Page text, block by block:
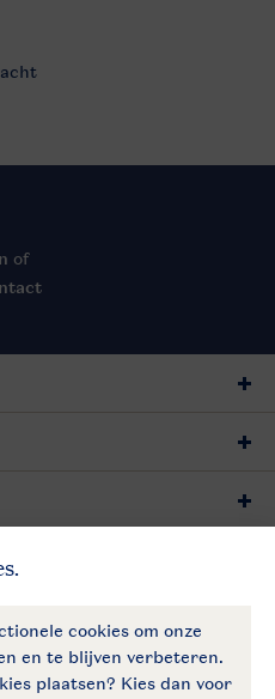
of
Us
instagram